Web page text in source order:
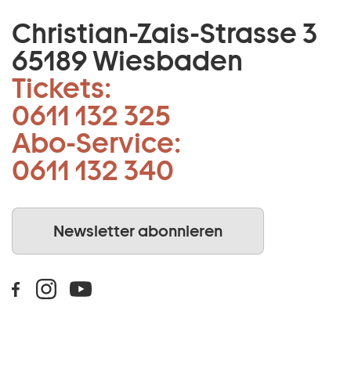
Christian-Zais-Strasse 3
65189 Wiesbaden
Tickets:
0611 132 325
Abo-Service:
0611 132 340
Newsletter abonnieren